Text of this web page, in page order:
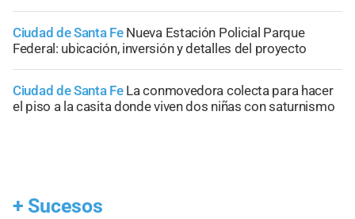
Ciudad de Santa Fe Nueva Estación Policial Parque
Federal: ubicación, inversión y detalles del proyecto
Ciudad de Santa Fe La conmovedora colecta para hacer
el piso a la casita donde viven dos niñas con saturnismo
+ Sucesos